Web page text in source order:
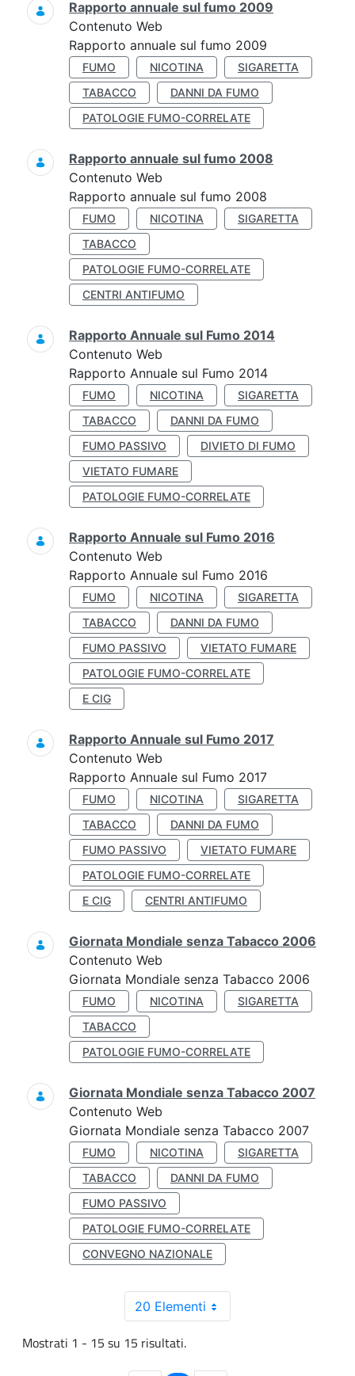
Rapporto annuale sul fumo 2009
Contenuto Web
Rapporto annuale sul fumo 2009
FUMO NICOTINA
SIGARETTA
TABACCO
DANNI DA FUMO
PATOLOGIE FUMO-CORRELATE
Rapporto annuale sul fumo 2008
Contenuto Web
Rapporto annuale sul fumo 2008
FUMO NICOTINA
SIGARETTA
TABACCO
PATOLOGIE FUMO-CORRELATE
CENTRI ANTIFUMO
Rapporto Annuale sul Fumo 2014
Contenuto Web
Rapporto Annuale sul Fumo 2014
FUMO NICOTINA
SIGARETTA
TABACCO
DANNI DA FUMO
FUMO PASSIVO
DIVIETO DI FUMO
VIETATO FUMARE
PATOLOGIE FUMO-CORRELATE
Rapporto Annuale sul Fumo 2016
Contenuto Web
Rapporto Annuale sul Fumo 2016
FUMO NICOTINA
SIGARETTA
TABACCO
DANNI DA FUMO
FUMO PASSIVO
VIETATO FUMARE
PATOLOGIE FUMO-CORRELATE
E CIG
Rapporto Annuale sul Fumo 2017
Contenuto Web
Rapporto Annuale sul Fumo 2017
FUMO NICOTINA
SIGARETTA
TABACCO
DANNI DA FUMO
FUMO PASSIVO
VIETATO FUMARE
PATOLOGIE FUMO-CORRELATE
E CIG
CENTRI ANTIFUMO
Giornata Mondiale senza Tabacco 2006
Contenuto Web
Giornata Mondiale senza Tabacco 2006
FUMO NICOTINA
SIGARETTA
TABACCO
PATOLOGIE FUMO-CORRELATE
Giornata Mondiale senza Tabacco 2007
Contenuto Web
Giornata Mondiale senza Tabacco 2007
FUMO NICOTINA
SIGARETTA
TABACCO
DANNI DA FUMO
FUMO PASSIVO
PATOLOGIE FUMO-CORRELATE
CONVEGNO NAZIONALE
20 Elementi
Mostrati 1 - 15 su 15 risultati.